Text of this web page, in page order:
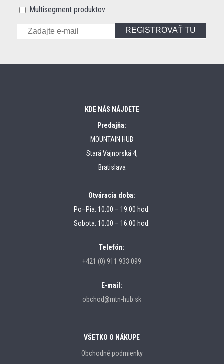
Multisegment produktov
REGISTROVAŤ TU
KDE NÁS NÁJDETE
Predajňa:
MOUNTAIN HUB
Stará Vajnorská 4,
Bratislava
Otváracia doba:
Po–Pia: 10.00 – 19.00 hod.
Sobota: 10.00 – 16.00 hod.
Telefón:
+421 (0) 911 933 099
E-mail:
obchod@mtn-hub.sk
VŠETKO O NÁKUPE
Obchodné podmienky